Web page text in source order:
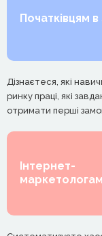
Початківцям в
Дізнаєтеся, які
ринку праці, які
отримати перші
Інтернет-
маркетологам